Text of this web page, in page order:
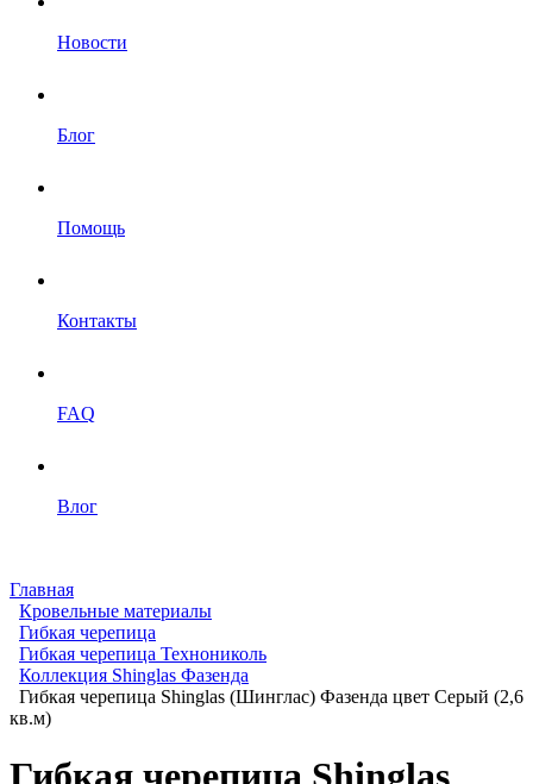
Новости
Блог
Помощь
Контакты
FAQ
Влог
Главная
Кровельные материалы
Гибкая черепица
Гибкая черепица Технониколь
Коллекция Shinglas Фазенда
Гибкая черепица Shinglas (Шинглас) Фазенда цвет Серый (2,6
кв.м)